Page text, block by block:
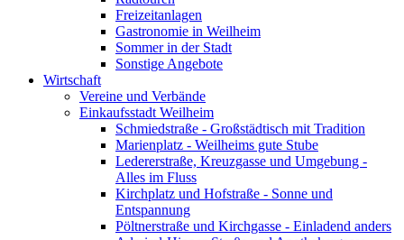
Freizeitanlagen
Gastronomie in Weilheim
Sommer in der Stadt
Sonstige Angebote
Wirtschaft
Vereine und Verbände
Einkaufsstadt Weilheim
Schmiedstraße - Großstädtisch mit Tradition
Marienplatz - Weilheims gute Stube
Ledererstraße, Kreuzgasse und Umgebung -
Alles im Fluss
Kirchplatz und Hofstraße - Sonne und
Entspannung
Pöltnerstraße und Kirchgasse - Einladend anders